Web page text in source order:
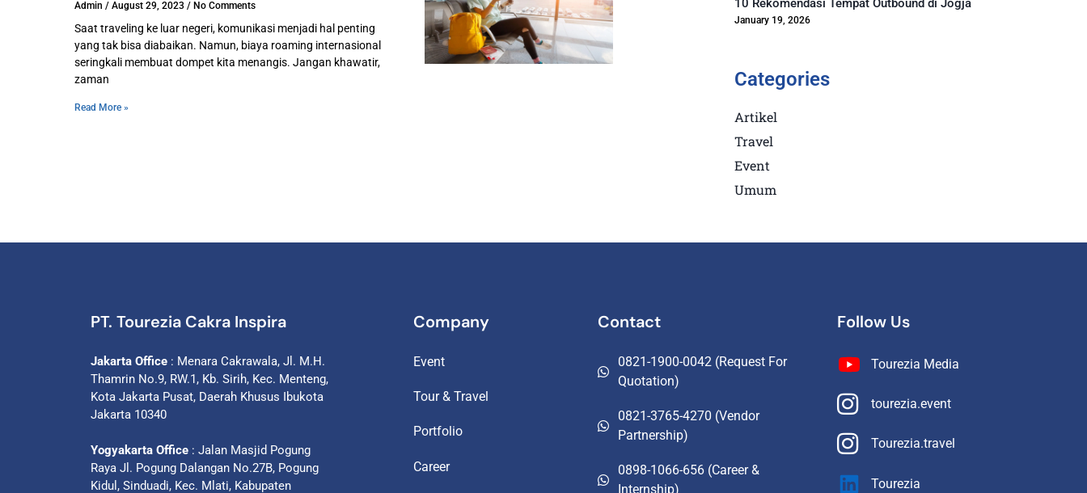
Admin August 29, 2023 No Comments
Saat traveling ke luar negeri, komunikasi menjadi hal penting
yang tak bisa diabaikan. Namun, biaya roaming internasional
seringkali membuat dompet kita menangis. Jangan khawatir,
zaman
Read More »
10 Rekomendasi Tempat Outbound di Jogja
January 19, 2026
Categories
Artikel
Travel
Event
Umum
PT. Tourezia Cakra Inspira
Jakarta Office : Menara Cakrawala, Jl. M.H.
Thamrin No.9, RW.1, Kb. Sirih, Kec. Menteng,
Kota Jakarta Pusat, Daerah Khusus Ibukota
Jakarta 10340
Yogyakarta Office : Jalan Masjid Pogung
Raya Jl. Pogung Dalangan No.27B, Pogung
Kidul, Sinduadi, Kec. Mlati, Kabupaten
Company
Event
Tour & Travel
Portfolio
Career
Contact
0821-1900-0042 (Request For
Quotation)
0821-3765-4270 (Vendor
Partnership)
0898-1066-656 (Career &
Internship)
Follow Us
Tourezia Media
tourezia.event
Tourezia.travel
Tourezia